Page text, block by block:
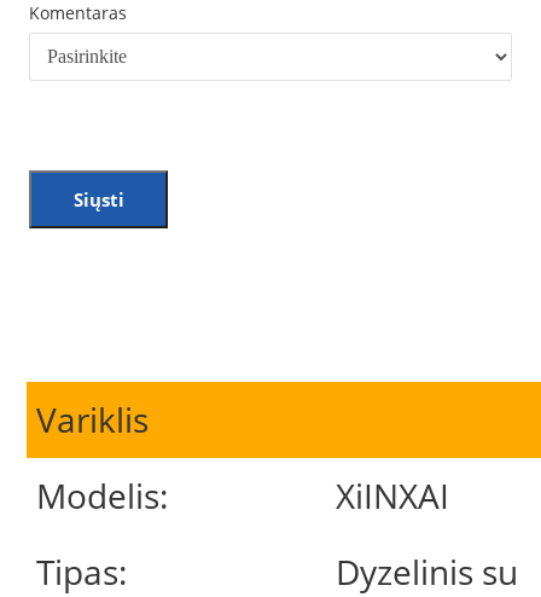
Komentaras
Siųsti
Variklis
Modelis:
XiINXAI
Tipas:
Dyzelinis su